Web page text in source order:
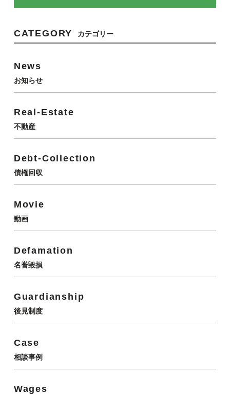
CATEGORY カテゴリー
News
お知らせ
Real-Estate
不動産
Debt-Collection
債権回収
Movie
動画
Defamation
名誉毀損
Guardianship
後見制度
Case
相談事例
Wages